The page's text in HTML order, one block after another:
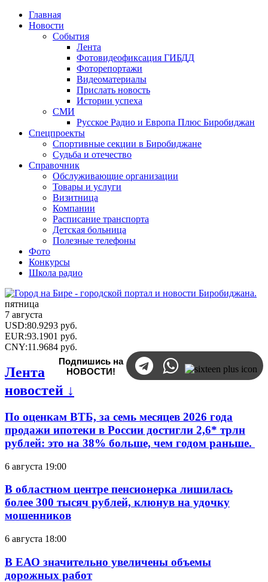
Главная
Новости
События
Лента
Фотовидеофиксация ГИБДД
Фоторепортажи
Видеоматериалы
Прислать новость
Истории успеха
СМИ
Русское Радио и Европа Плюс Биробиджан
Спецпроекты
Спортивные секции в Биробиджане
Судьба и отечество
Справочник
Обслуживающие организации
Товары и услуги
Визитница
Компании
Расписание транспорта
Детская больница
Полезные телефоны
Фото
Конкурсы
Школа радио
пятница
7 августа
USD:80.9293 руб.
EUR:93.1901 руб.
CNY:11.9684 руб.
Подпишись на
НОВОСТИ!
Лента
новостей ↓
По оценкам ВТБ, за семь месяцев 2026 года
продажи ипотеки в России достигли 2,6* трлн
рублей: это на 38% больше, чем годом раньше.
6 августа 19:00
В областном центре пенсионерка лишилась
более 300 тысяч рублей, клюнув на удочку
мошенников
6 августа 18:00
В ЕАО значительно увеличены объемы
дорожных работ